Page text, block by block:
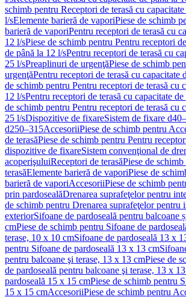
schimb pentru Receptori de terasă cu
l/sElemente barieră de vaporiPiese de schimb
barieră de vaporiPentru receptori de terasă cu
12 l/sPiese de schimb pentru Pentru receptori
de până la 12 l/sPentru receptori de terasă cu
25 l/sPreaplinuri de urgenţăPiese de schimb
urgenţăPentru receptori de terasă cu capacitate
de schimb pentru Pentru receptori de terasă cu
12 l/sPentru receptori de terasă cu capacitate
de schimb pentru Pentru receptori de terasă cu
25 l/sDispozitive de fixareSistem de fixare
d250–315AccesoriiPiese de schimb pentru
de terasăPiese de schimb pentru Pentru
dispozitive de fixareSistem convenţional de
acoperişuluiReceptori de terasăPiese de
terasăElemente barieră de vaporiPiese de
barieră de vaporiAccesoriiPiese de schimb
prin pardosealăDrenarea suprafeţelor pentru
de schimb pentru Drenarea suprafeţelor pentru
exteriorSifoane de pardoseală pentru balcoane
cmPiese de schimb pentru Sifoane de
terase, 10 x 10 cmSifoane de pardoseală 13 x
pentru Sifoane de pardoseală 13 x 13 cm
pentru balcoane şi terase, 13 x 13 cmPiese de
de pardoseală pentru balcoane şi terase, 13 x
pardoseală 15 x 15 cmPiese de schimb pentru
15 x 15 cmAccesoriiPiese de schimb pentru